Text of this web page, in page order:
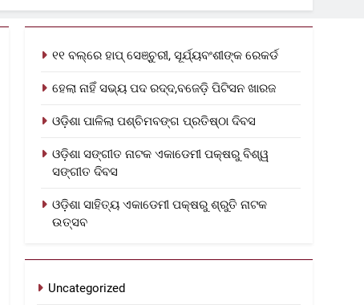
୧୧ ବଲ୍‌ରେ ହାପ୍ ସେଞ୍ଚୁରୀ, ସୂର୍ଯ୍ୟବଂଶୀଙ୍କ ରେକର୍ଡ
ହେଲା ନାହିଁ ସଭ୍ୟ ପଦ ରଦ୍ଦ,ବଜେଡ଼ି ପିଟିସନ ଖାରଜ
ଓଡ଼ିଶା ପାଳିଲା ପଶ୍ଚିମବଙ୍ଗ ପ୍ରତିଷ୍ଠା ଦିବସ
ଓଡ଼ିଶା ସଙ୍ଗୀତ ନାଟକ ଏକାଡେମୀ ପକ୍ଷରୁ ବିଶ୍ୱ
ସଙ୍ଗୀତ ଦିବସ
ଓଡ଼ିଶା ସାହିତ୍ୟ ଏକାଡେମୀ ପକ୍ଷରୁ ଶ୍ରୁତି ନାଟକ
ଉତ୍ସବ
Uncategorized